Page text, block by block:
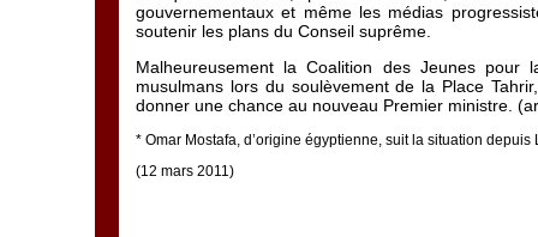
gouvernementaux et même les médias
soutenir les plans du Conseil suprême.
Malheureusement la Coalition des Jeunes
musulmans lors du soulèvement de la Place
donner une chance au nouveau Premier ministre.
* Omar Mostafa, d’origine égyptienne, suit la situation
(12 mars 2011)